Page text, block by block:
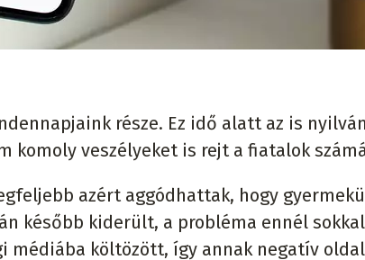
része. Ez idő alatt az is
komoly veszélyeket is rejt a fiatalok
azért aggódhattak, hogy
később kiderült, a probléma ennél sokkal
médiába költözött, így annak negatív